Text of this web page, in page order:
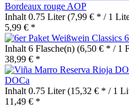
Bordeaux rouge AOP
Inhalt 0.75 Liter(7,99 € * / 1
5,99 € *
Inhalt 6 Flasche(n) (6,50 € * / 1
38,99 € *
DOCa
Inhalt 0.75 Liter(15,32 € * / 1
11,49 € *